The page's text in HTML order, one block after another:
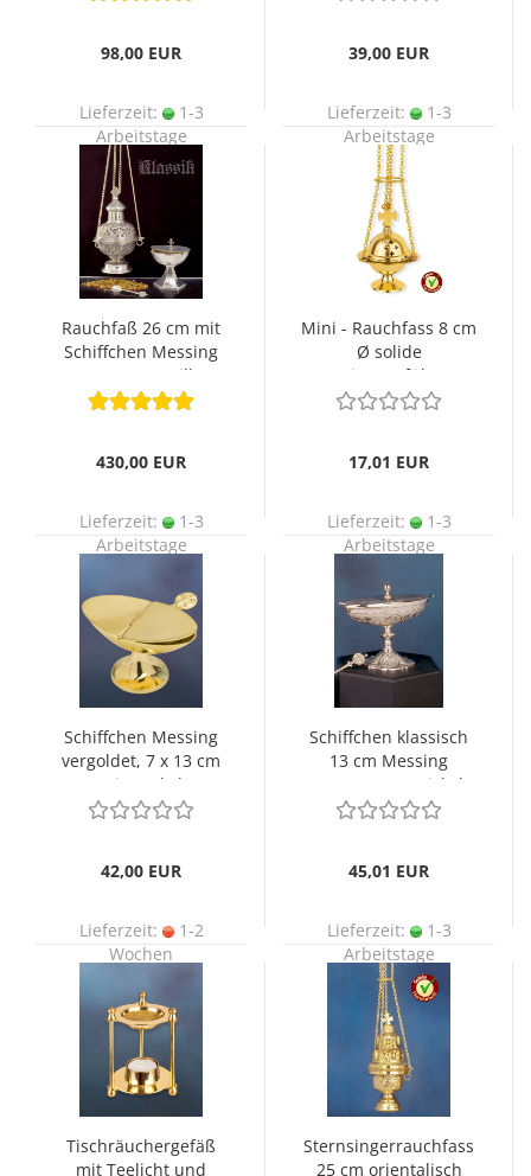
98,00 EUR
Lieferzeit:
1-3
Arbeitstage
39,00 EUR
Lieferzeit:
1-3
Arbeitstage
Rauchfaß 26 cm mit
Schiffchen Messing
gegossen, versilbert
430,00 EUR
Lieferzeit:
1-3
Arbeitstage
Mini - Rauchfass 8 cm
Ø solide
Messingausführung
17,01 EUR
Lieferzeit:
1-3
Arbeitstage
Schiffchen Messing
vergoldet, 7 x 13 cm
mit Deckel
42,00 EUR
Lieferzeit:
1-2
Wochen
Schiffchen klassisch
13 cm Messing
gegossen, vernickelt
45,01 EUR
Lieferzeit:
1-3
Arbeitstage
Tischräuchergefäß
mit Teelicht und
Sternsingerrauchfass
25 cm orientalisch